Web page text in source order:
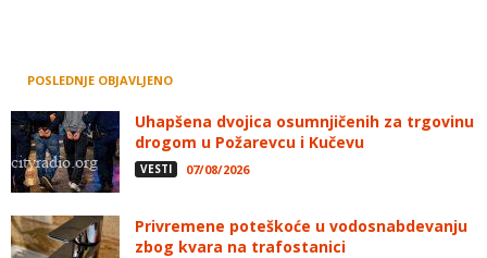
POSLEDNJE OBJAVLJENO
Uhapšena dvojica osumnjičenih za trgovinu
drogom u Požarevcu i Kučevu
VESTI 07/08/2026
Privremene poteškoće u vodosnabdevanju
zbog kvara na trafostanici